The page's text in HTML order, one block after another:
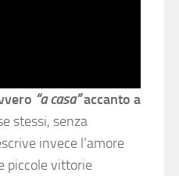
“a casa”accanto a
stessi, senza
invece l’amore
piccole vittorie